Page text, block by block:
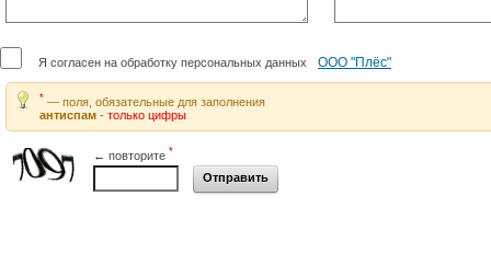
Я согласен на обработку персональных данных ООО "Плёс"
* — поля, обязательные для заполнения
антиспам - только цифры
← повторите *
Отправить